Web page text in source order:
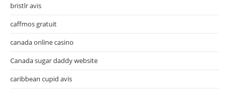
bristlr avis
caffmos gratuit
canada online casino
Canada sugar daddy website
caribbean cupid avis